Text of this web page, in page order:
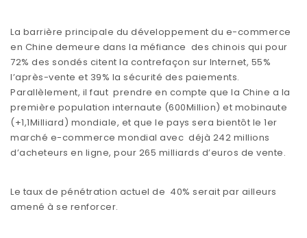
La barrière principale du développement du e-commerce
en Chine demeure dans la méfiance des chinois qui pour
72% des sondés citent la contrefaçon sur Internet, 55%
l’après-vente et 39% la sécurité des paiements.
Parallèlement, il faut prendre en compte que la Chine a la
première population internaute (600Million) et mobinaute
(+1,1Milliard) mondiale, et que le pays sera bientôt le 1er
marché e-commerce mondial avec déjà 242 millions
d’acheteurs en ligne, pour 265 milliards d’euros de vente.
Le taux de pénétration actuel de 40% serait par ailleurs
amené à se renforcer.